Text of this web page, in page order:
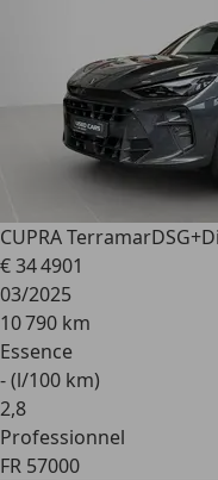
CUPRA Terramar
€ 34 4901
03/2025
10 790 km
Essence
- (l/100 km)
2,8
Professionnel
FR 57000